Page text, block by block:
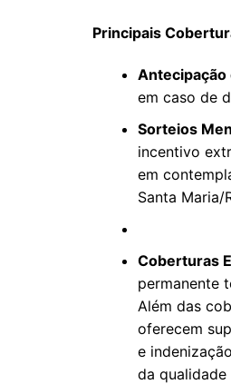
Principais
Antecipação
em caso de
Sorteios
incentivo
em
Santa Maria/
Coberturas
permanente
Além das
oferecem
e
da qualidade